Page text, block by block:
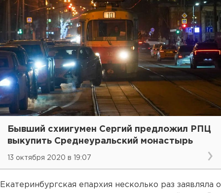
Бывший схиигумен Сергий предложил РПЦ
выкупить Среднеуральский монастырь
13 октября 2020 в 19:07
Екатеринбургская епархия несколько раз заявляла о